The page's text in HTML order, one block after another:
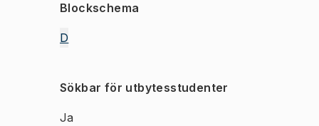
Blockschema
D
Sökbar för utbytesstudenter
Ja